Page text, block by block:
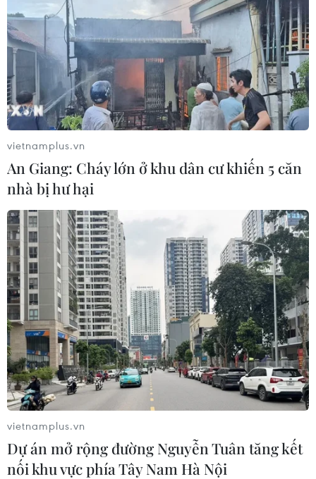
vietnamplus.vn
An Giang: Cháy lớn ở khu dân cư khiến 5 căn
nhà bị hư hại
vietnamplus.vn
Dự án mở rộng đường Nguyễn Tuân tăng kết
nối khu vực phía Tây Nam Hà Nội